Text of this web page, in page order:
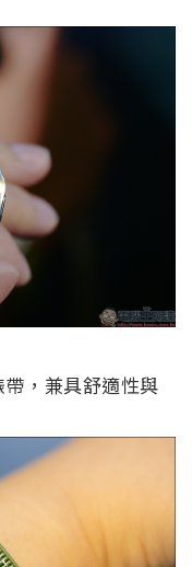
帶，兼具舒適性與